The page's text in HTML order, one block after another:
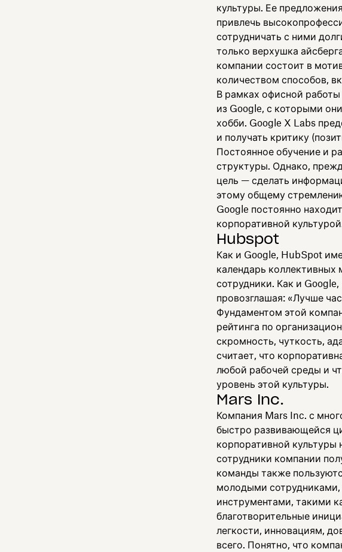
культуры. Ее
привлечь
сотрудничать с ними
только верхушка
компании состоит в
количеством способов,
В рамках офисной работы
из Google, с которыми
хобби. Google X Labs
и получать критику
Постоянное обучение и
структуры. Однако,
цель — сделать
этому общему
Google постоянно
корпоративной
Hubspot
Как и Google, HubSpot
календарь
сотрудники. Как и
провозглашая: «Лучше
Фундаментом этой
рейтинга по
скромность, чуткость,
считает, что
любой рабочей среды и
уровень этой культуры.
Mars Inc.
Компания Mars Inc. с
быстро развивающейся
корпоративной
сотрудники компании
команды также
молодыми
инструментами, такими
благотворительные
легкости, инновациям,
всего. Понятно, что